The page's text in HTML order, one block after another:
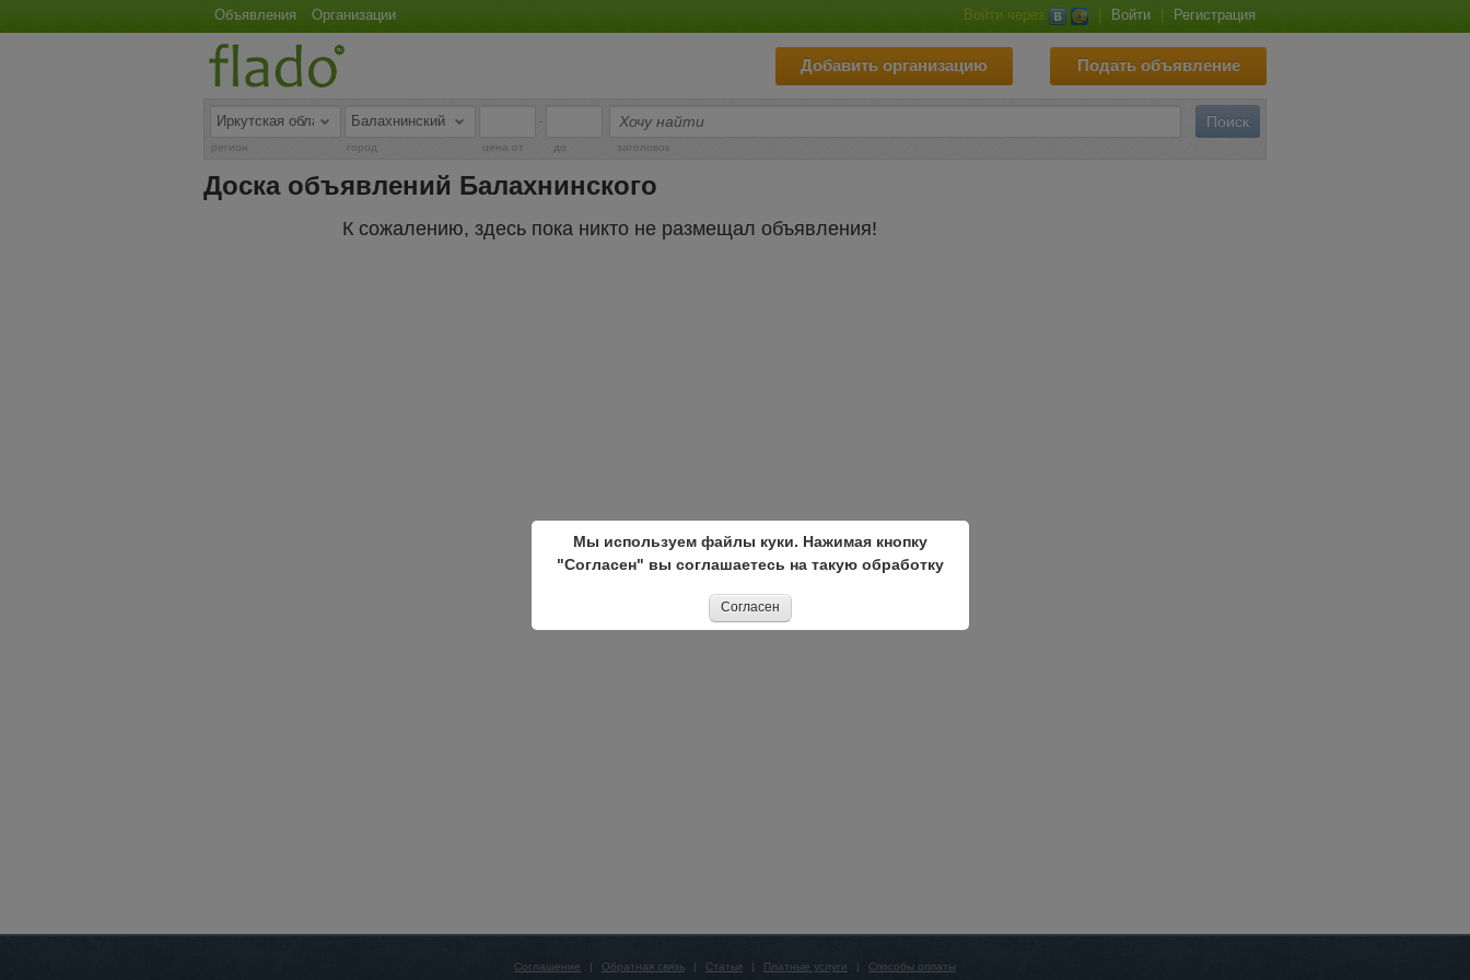
Объявления Организации Войти через Войти Регистрация
Подать объявление
Добавить организацию
-
регион город цена от до заголовок
Доска объявлений Балахнинского
К сожалению, здесь пока никто не размещал объявления!
Соглашение | Обратная связь | Статьи | Платные услуги | Способы оплаты
Мы используем файлы куки. Нажимая кнопку
"Согласен" вы соглашаетесь на такую обработку
Согласен